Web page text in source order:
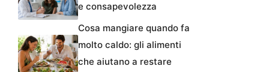
e consapevolezza
Cosa mangiare quando fa
molto caldo: gli alimenti
che aiutano a restare